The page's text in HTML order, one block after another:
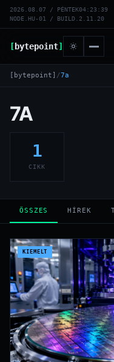
2026.08.07 / PÉNTEK04:23:39
NODE.HU-01 / BUILD.2.11.20
[bytepoint]
[bytepoint] /7a
7A
1
CIKK
ÖSSZES HÍREK
KIEMELT